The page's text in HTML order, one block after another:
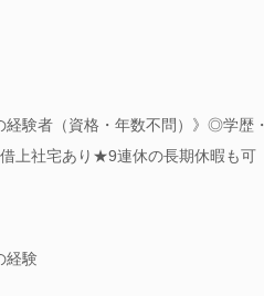
経験者（資格・年数不問）》◎学
上社宅あり★9連休の長期休暇も可
経験